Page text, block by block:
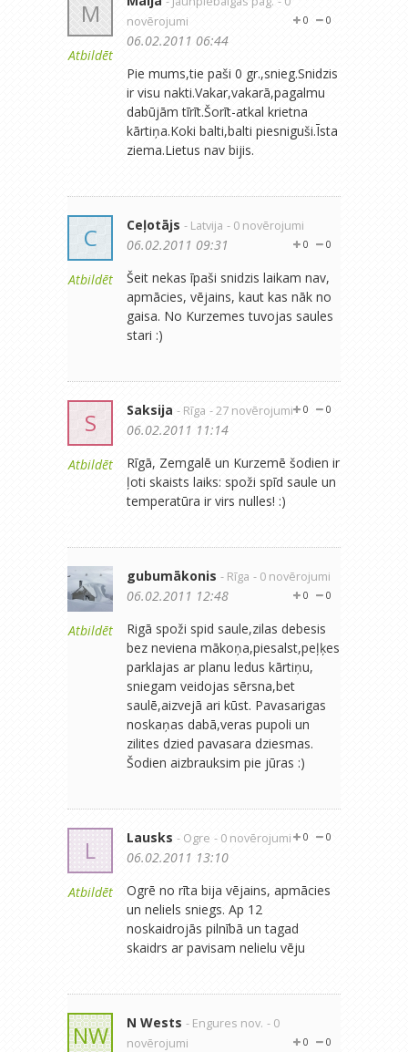
M
Atbildēt
novērojumi
0
0
06.02.2011 06:44
Pie mums,tie paši 0 gr.,snieg.Snidzis
ir visu nakti.Vakar,vakarā,pagalmu
dabūjām tīrīt.Šorīt-atkal krietna
kārtiņa.Koki balti,balti piesniguši.Īsta
ziema.Lietus nav bijis.
C
Atbildēt
Ceļotājs - Latvija - 0 novērojumi
0
0
06.02.2011 09:31
Šeit nekas īpaši snidzis laikam nav,
apmācies, vējains, kaut kas nāk no
gaisa. No Kurzemes tuvojas saules
stari :)
S
Atbildēt
Saksija - Rīga - 27 novērojumi 0
0
06.02.2011 11:14
Rīgā, Zemgalē un Kurzemē šodien ir
ļoti skaists laiks: spoži spīd saule un
temperatūra ir virs nulles! :)
Atbildēt
gubumākonis - Rīga - 0 novērojumi
0
0
06.02.2011 12:48
Rigā spoži spid saule,zilas debesis
bez neviena mākoņa,piesalst,peļķes
parklajas ar planu ledus kārtiņu,
sniegam veidojas sērsna,bet
saulē,aizvejā ari kūst. Pavasarigas
noskaņas dabā,veras pupoli un
zilites dzied pavasara dziesmas.
Šodien aizbrauksim pie jūras :)
L
Atbildēt
Lausks - Ogre - 0 novērojumi 0
0
06.02.2011 13:10
Ogrē no rīta bija vējains, apmācies
un neliels sniegs. Ap 12
noskaidrojās pilnībā un tagad
skaidrs ar pavisam nelielu vēju
NW N Wests - Engures nov. - 0
novērojumi
0
0